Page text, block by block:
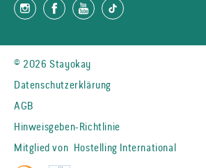
© 2026 Stayokay
Datenschutzerklärung
AGB
Hinweisgeben-Richtlinie
Mitglied von Hostelling International